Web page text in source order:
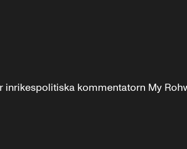
inrikespolitiska kommentatorn My